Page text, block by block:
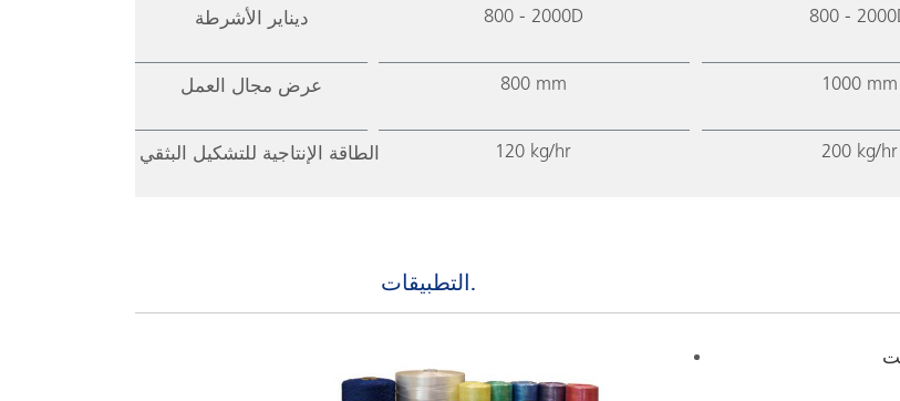
ديناير الأشرطة
عرض مجال العمل
الطاقة الإنتاجية للتشكيل البثقي
800 - 2000D
800 mm
120 kg/hr
800 -
1000 mm
200 kg/hr
التطبيقات.